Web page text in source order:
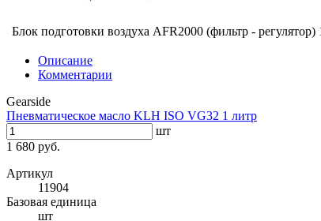
Блок подготовки воздуха AFR2000 (фильтр - регулятор)
Описание
Комментарии
Gearside
Пневматическое масло KLH ISO VG32 1 литр
шт
1 680 руб.
Артикул
11904
Базовая единица
шт